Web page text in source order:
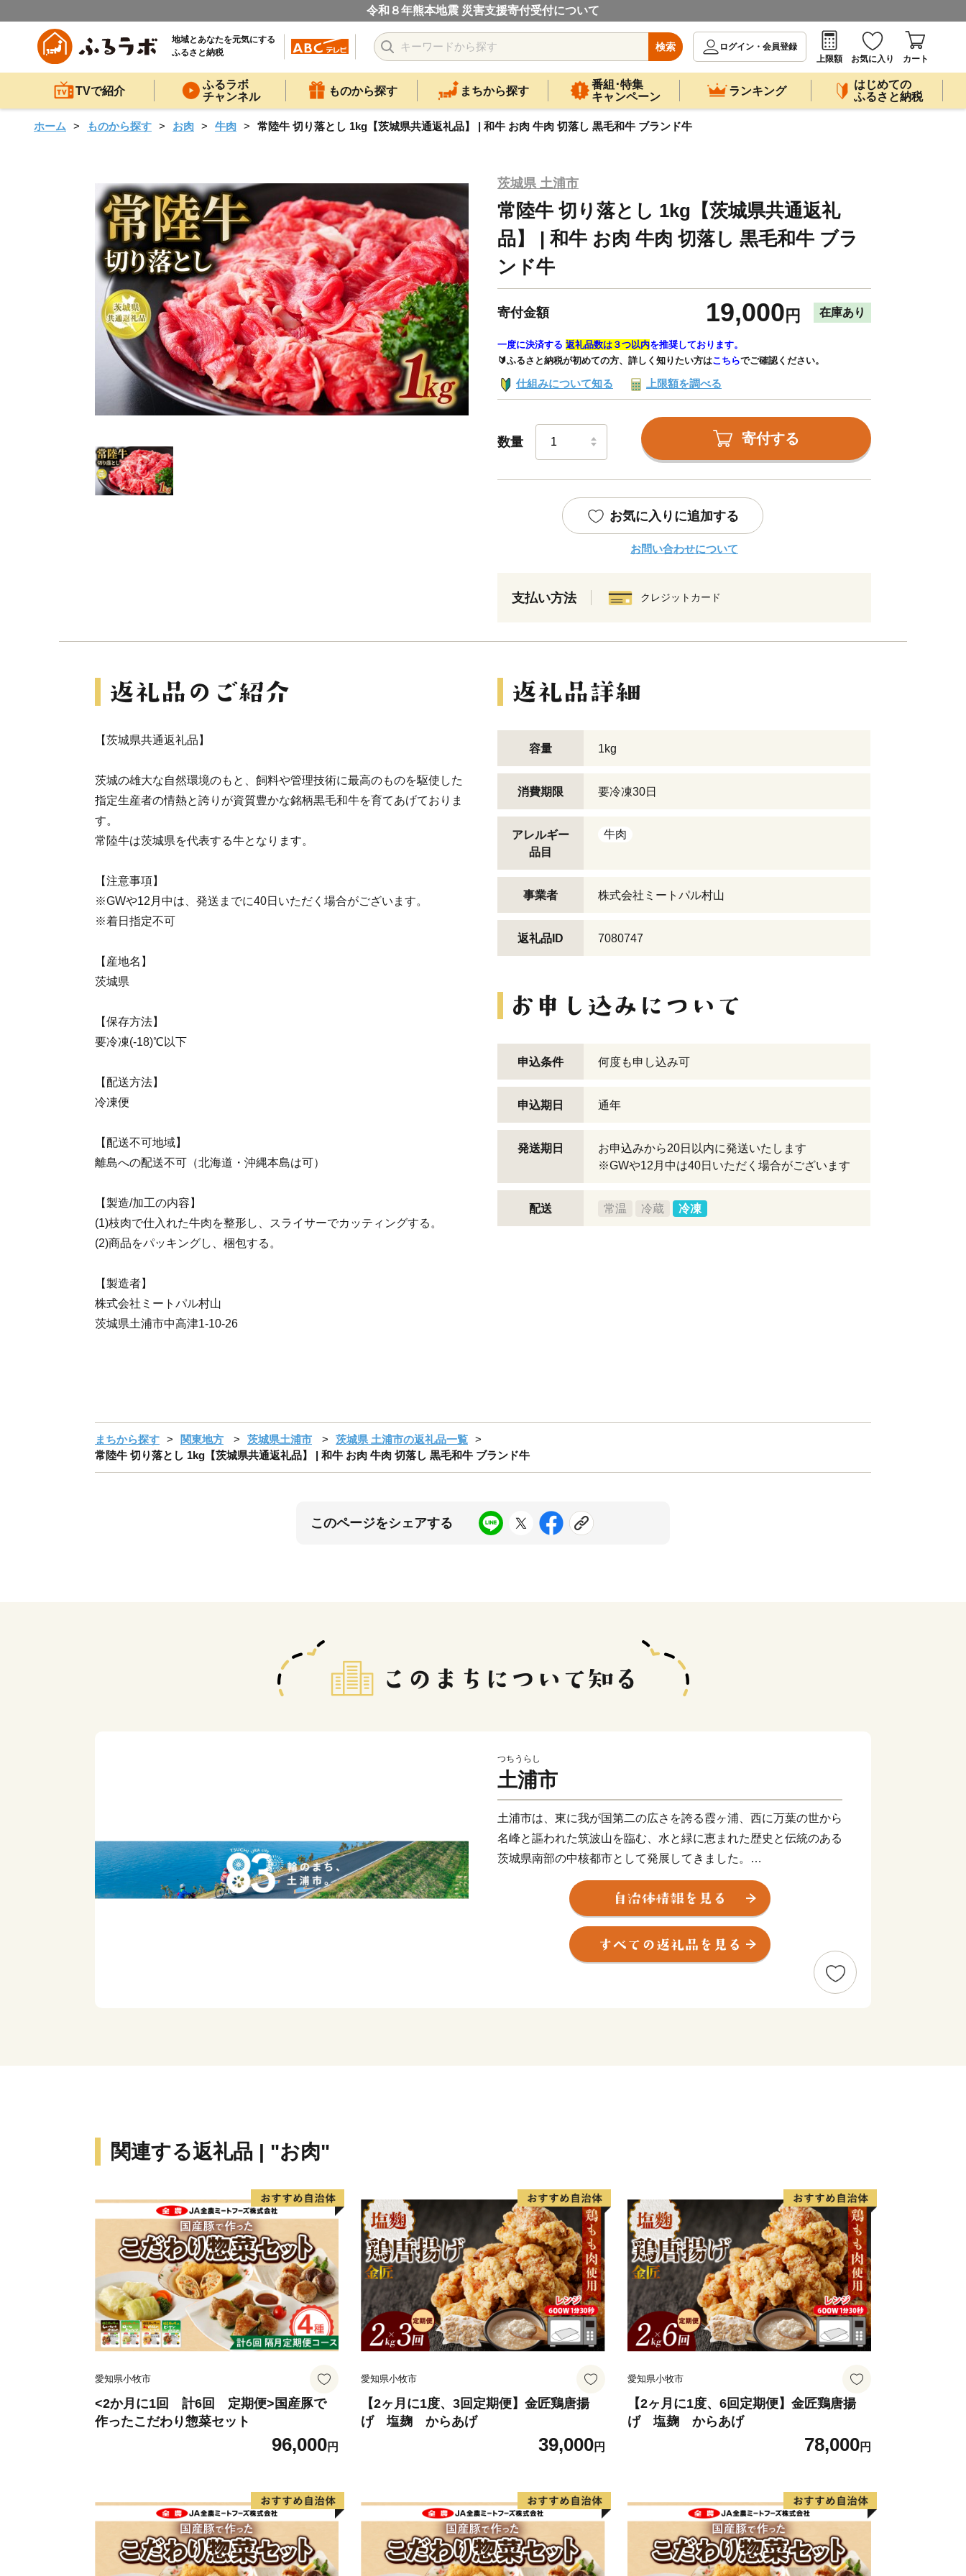
令和８年熊本地震 災害支援寄付受付について
地域とあなたを元気にする
ふるさと納税
検索
ログイン・会員登録
上限額
お気に入り カート
TVで紹介
ふるラボ
チャンネル
ものから探す まちから探す
番組･特集
キャンペーン
ランキング
はじめての
ふるさと納税
ホーム ものから探す お肉 牛肉 常陸牛 切り落とし 1kg【茨城県共通返礼品】 | 和牛 お肉 牛肉 切落し 黒毛和牛 ブランド牛
茨城県 土浦市
常陸牛 切り落とし 1kg【茨城県共通返礼
品】 | 和牛 お肉 牛肉 切落し 黒毛和牛 ブラ
ンド牛
寄付金額 19,000 円 在庫あり
一度に決済する 返礼品数は３つ以内を推奨しております。
🔰ふるさと納税が初めての方、詳しく知りたい方はこちらでご確認ください。
仕組みについて知る 上限額を調べる
数量 寄付する
お気に入りに追加する
お問い合わせについて
支払い方法 クレジットカード
【茨城県共通返礼品】
茨城の雄大な自然環境のもと、飼料や管理技術に最高のものを駆使した
指定生産者の情熱と誇りが資質豊かな銘柄黒毛和牛を育てあげておりま
す。
常陸牛は茨城県を代表する牛となります。
【注意事項】
※GWや12月中は、発送までに40日いただく場合がございます。
※着日指定不可
【産地名】
茨城県
【保存方法】
要冷凍(-18)℃以下
【配送方法】
冷凍便
【配送不可地域】
離島への配送不可（北海道・沖縄本島は可）
【製造/加工の内容】
(1)枝肉で仕入れた牛肉を整形し、スライサーでカッティングする。
(2)商品をパッキングし、梱包する。
【製造者】
株式会社ミートパル村山
茨城県土浦市中高津1-10-26
容量 1kg
消費期限 要冷凍30日
アレルギー
品目
牛肉
事業者 株式会社ミートパル村山
返礼品ID 7080747
申込条件 何度も申し込み可
申込期日 通年
発送期日
お申込みから20日以内に発送いたします
※GWや12月中は40日いただく場合がございます
配送 常温 冷蔵 冷凍
まちから探す 関東地方 茨城県土浦市
茨城県 土浦市の返礼品一覧
常陸牛 切り落とし 1kg【茨城県共通返礼品】 | 和牛 お肉 牛肉 切落し 黒毛和牛 ブランド牛
このページをシェアする
つちうらし
土浦市
土浦市は、東に我が国第二の広さを誇る霞ヶ浦、西に万葉の世から
名峰と謳われた筑波山を臨む、水と緑に恵まれた歴史と伝統のある
茨城県南部の中核都市として発展してきました。
現在は、日本三大花火の一つでもあり、花火師が日本一をかけて腕
を競う「土浦全国花火競技大会」や国内屈指の市民マラソンとなり
ました「かすみがうらマラソン兼国際盲人マラソン」、全国各地の
ご当地カレーを集めた「カレーフェスティバル」など特色あるイベ
関連する返礼品 | "お肉"
愛知県小牧市
<2か月に1回 計6回 定期便>国産豚で
作ったこだわり惣菜セット
96,000円
愛知県小牧市
【2ヶ月に1度、3回定期便】金匠鶏唐揚
げ 塩麹 からあげ
39,000円
愛知県小牧市
【2ヶ月に1度、6回定期便】金匠鶏唐揚
げ 塩麹 からあげ
78,000円